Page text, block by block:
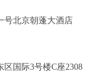
号北京朝蓬大酒店
区国际3号楼C座2308